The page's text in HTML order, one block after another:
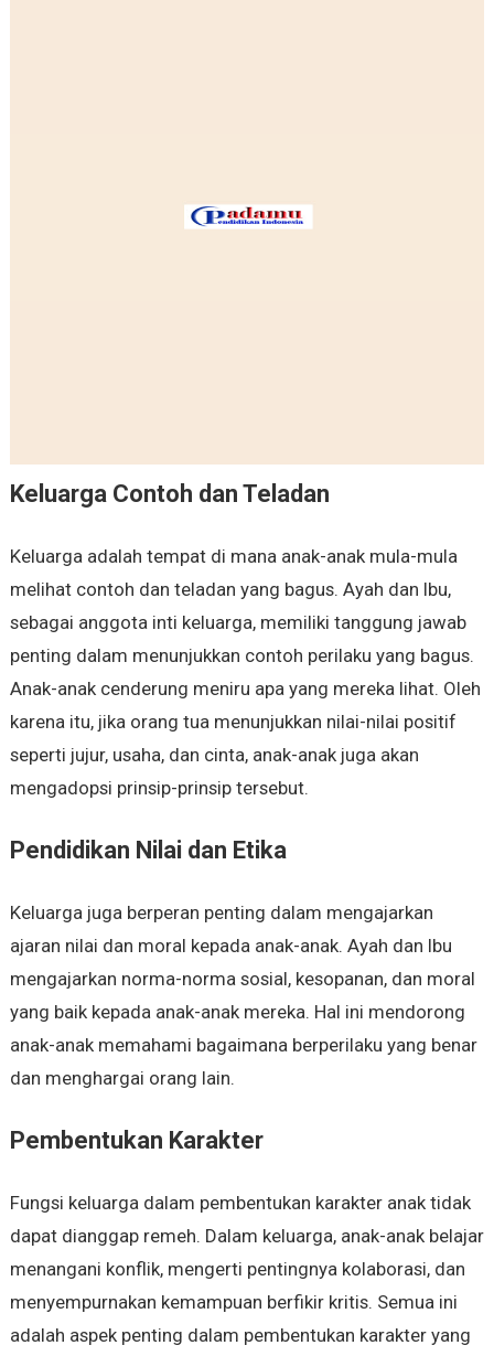
Keluarga Contoh dan Teladan
Keluarga adalah tempat di mana anak-anak mula-mula
melihat contoh dan teladan yang bagus. Ayah dan Ibu,
sebagai anggota inti keluarga, memiliki tanggung jawab
penting dalam menunjukkan contoh perilaku yang bagus.
Anak-anak cenderung meniru apa yang mereka lihat. Oleh
karena itu, jika orang tua menunjukkan nilai-nilai positif
seperti jujur, usaha, dan cinta, anak-anak juga akan
mengadopsi prinsip-prinsip tersebut.
Pendidikan Nilai dan Etika
Keluarga juga berperan penting dalam mengajarkan
ajaran nilai dan moral kepada anak-anak. Ayah dan Ibu
mengajarkan norma-norma sosial, kesopanan, dan moral
yang baik kepada anak-anak mereka. Hal ini mendorong
anak-anak memahami bagaimana berperilaku yang benar
dan menghargai orang lain.
Pembentukan Karakter
Fungsi keluarga dalam pembentukan karakter anak tidak
dapat dianggap remeh. Dalam keluarga, anak-anak belajar
menangani konflik, mengerti pentingnya kolaborasi, dan
menyempurnakan kemampuan berfikir kritis. Semua ini
adalah aspek penting dalam pembentukan karakter yang